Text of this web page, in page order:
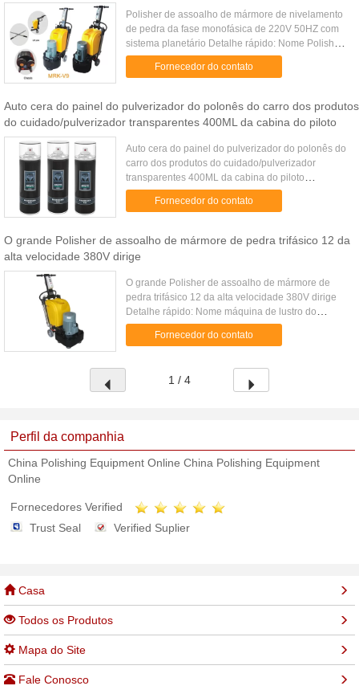
Polisher de assoalho de mármore de nivelamento
de pedra da fase monofásica de 220V 50HZ com
sistema planetário Detalhe rápido: Nome Polisher
de assoalho manual de 9 cabeças Aplicação
Mármore, granito, terraço, ...
Fornecedor do contato
Auto cera do painel do pulverizador do polonês do carro dos produtos
do cuidado/pulverizador transparentes 400ML da cabina do piloto
Auto cera do painel do pulverizador do polonês do
carro dos produtos do cuidado/pulverizador
transparentes 400ML da cabina do piloto
Especificações: Bocal Bocal concentrado Válvula
Sistema masculino da válvula ...
Fornecedor do contato
O grande Polisher de assoalho de mármore de pedra trifásico 12 da
alta velocidade 380V dirige
O grande Polisher de assoalho de mármore de
pedra trifásico 12 da alta velocidade 380V dirige
Detalhe rápido: Nome máquina de lustro do
assoalho de 12 cabeças Aplicação Mármore,
granito, terraço, assoalho ...
Fornecedor do contato
1 / 4
Perfil da companhia
China Polishing Equipment Online China Polishing Equipment
Online
Fornecedores Verified
Trust Seal
Verified Suplier
Casa
Todos os Produtos
Mapa do Site
Fale Conosco